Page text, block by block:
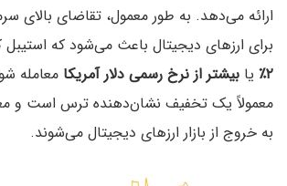
ارائه می‌دهد. به طور معمول، تقاضای بالای
برای ارزهای دیجیتال باعث می‌شود که استیبل
۲٪ یا بیشتر از نرخ رسمی دلار آمریکا معامله
معمولاً یک تخفیف نشان‌دهنده ترس است و
به خروج از بازار ارزهای دیجیتال می‌شوند.